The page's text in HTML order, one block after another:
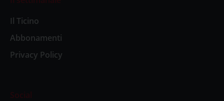
Il Ticino
Abbonamenti
Privacy Policy
Social